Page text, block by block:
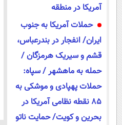
آمریکا در منطقه
حملات آمریکا به جنوب
ایران/ انفجار در بندرعباس،
قشم و سیریک هرمزگان /
حمله به ماهشهر / سپاه:
حملات پهپادی و موشکی به
85 نقطه نظامی آمریکا در
بحرین و کویت/ حمایت ناتو